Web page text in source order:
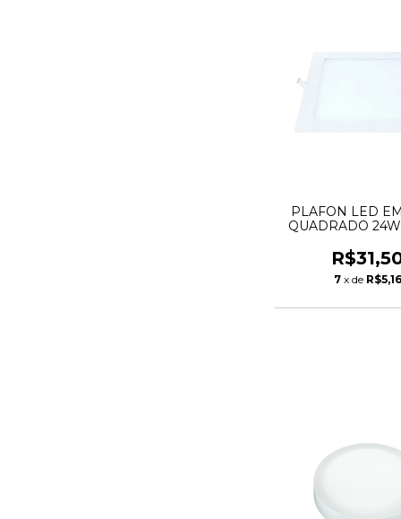
PLAFON LED
QUADRADO
7 x de R$5,16